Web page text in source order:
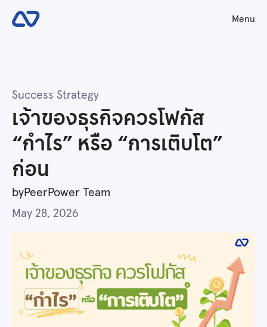
Menu
Success Strategy
เจ้าของธุรกิจควรโฟกัส
“กำไร” หรือ “การเติบโต”
ก่อน
byPeerPower Team
May 28, 2026